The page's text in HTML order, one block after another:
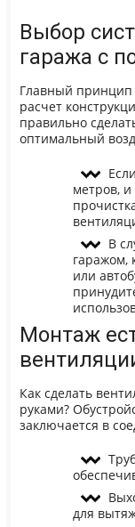
Выбор
гаража с
Главный
расчет
правильно
оптимальный
метров,
В
гаражом,
или
Монтаж
Как сделать
руками?
заключается в
для